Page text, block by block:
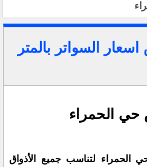
السواتر بالمتر
حي الحمراء
الحمراء لتناسب جميع الأذواق